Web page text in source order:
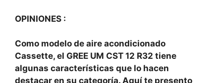
OPINIONES :
Como modelo de aire acondicionado
Cassette, el GREE UM CST 12 R32 tiene
algunas características que lo hacen
destacar en su categoría. Aquí te presento